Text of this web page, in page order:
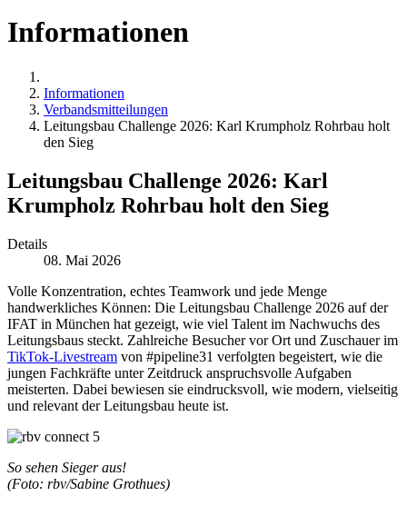
Informationen
Informationen
Verbandsmitteilungen
Leitungsbau Challenge 2026: Karl Krumpholz Rohrbau holt
den Sieg
Leitungsbau Challenge 2026: Karl
Krumpholz Rohrbau holt den Sieg
Details
08. Mai 2026
Volle Konzentration, echtes Teamwork und jede Menge
handwerkliches Können: Die Leitungsbau Challenge 2026 auf der
IFAT in München hat gezeigt, wie viel Talent im Nachwuchs des
Leitungsbaus steckt. Zahlreiche Besucher vor Ort und Zuschauer im
TikTok-Livestream von #pipeline31 verfolgten begeistert, wie die
jungen Fachkräfte unter Zeitdruck anspruchsvolle Aufgaben
meisterten. Dabei bewiesen sie eindrucksvoll, wie modern, vielseitig
und relevant der Leitungsbau heute ist.
So sehen Sieger aus!
(Foto: rbv/Sabine Grothues)